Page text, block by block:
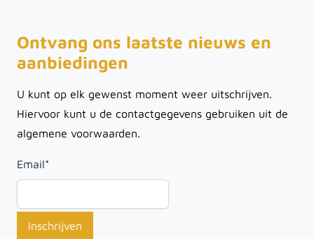
Ontvang ons laatste nieuws en
aanbiedingen
U kunt op elk gewenst moment weer uitschrijven.
Hiervoor kunt u de contactgegevens gebruiken uit de
algemene voorwaarden.
Email*